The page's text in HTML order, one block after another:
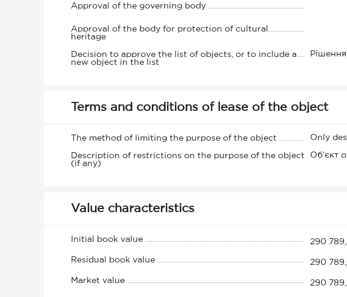
Approval of the governing body
Approval of the body for protection of cultural
heritage
Decision to approve the list of objects, or to include a
new object in the list
Terms and conditions of lease of the object
The method of limiting the purpose of the object Only
Description of restrictions on the purpose of the object
(if any)
Об’єкт
Value characteristics
Initial book value 290
Residual book value 290
Market value 290